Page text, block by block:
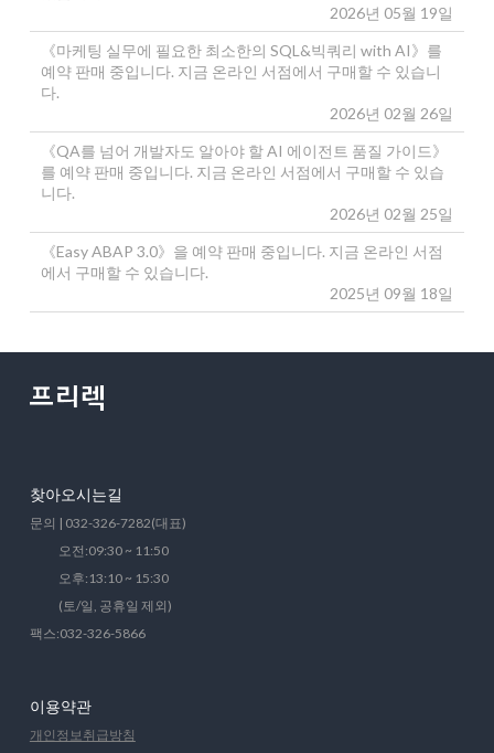
2026년 05월 19일
《마케팅 실무에 필요한 최소한의 SQL&빅쿼리 with AI》를
예약 판매 중입니다. 지금 온라인 서점에서 구매할 수 있습니
다.
2026년 02월 26일
《QA를 넘어 개발자도 알아야 할 AI 에이전트 품질 가이드》
를 예약 판매 중입니다. 지금 온라인 서점에서 구매할 수 있습
니다.
2026년 02월 25일
《Easy ABAP 3.0》을 예약 판매 중입니다. 지금 온라인 서점
에서 구매할 수 있습니다.
2025년 09월 18일
찾아오시는길
문의 | 032-326-7282(대표)
오전:09:30 ~ 11:50
오후:13:10 ~ 15:30
(토/일, 공휴일 제외)
팩스:032-326-5866
이용약관
개인정보취급방침